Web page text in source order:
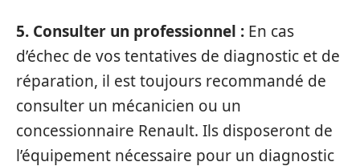
5. Consulter un professionnel : En cas
d’échec de vos tentatives de diagnostic et de
réparation, il est toujours recommandé de
consulter un mécanicien ou un
concessionnaire Renault. Ils disposeront de
l’équipement nécessaire pour un diagnostic